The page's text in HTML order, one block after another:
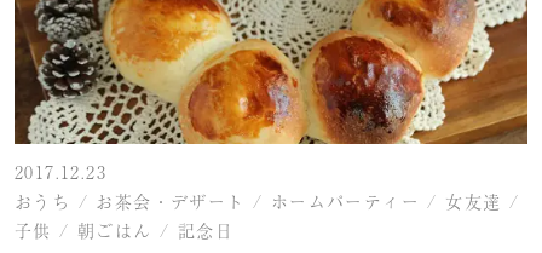
2017.12.23
おうち / お茶会・デザート / ホームパーティー / 女友達 /
子供 / 朝ごはん / 記念日